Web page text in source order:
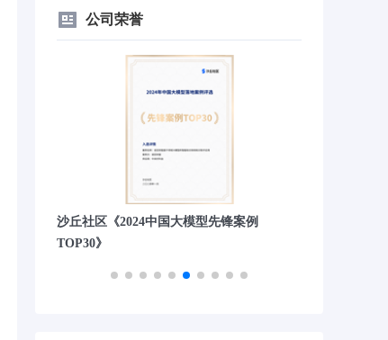
公司荣誉
沙丘社区《2024中国大模型先锋案例
TOP30》